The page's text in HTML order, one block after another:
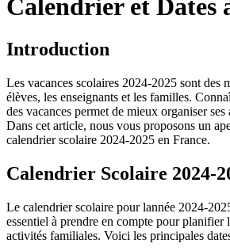
Calendrier et Dates
Introduction
Les vacances scolaires 2024-2025 sont des
élèves, les enseignants et les familles.
des vacances permet de mieux organiser ses
Dans cet article, nous vous proposons un
calendrier scolaire 2024-2025 en France.
Calendrier Scolaire 2024-
Le calendrier scolaire pour lannée 2024-
essentiel à prendre en compte pour planifier
activités familiales. Voici les principales